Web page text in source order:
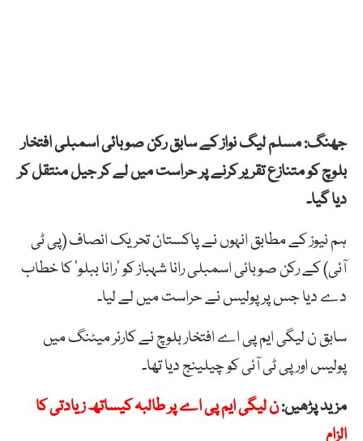
جھنگ: مسلم لیگ نواز کے سابق رکن صوبائی اسمبلی افتخار
بلوچ کو متنازع تقریر کرنے پر حراست میں لے کر جیل منتقل کر
دیا گیا۔
ہم نیوز کے مطابق انہوں نے پاکستان تحریک انصاف (پی ٹی
آئی) کے رکن صوبائی اسمبلی رانا شہباز کو ’رانا ببلو‘ کا خطاب
دے دیا جس پر پولیس نے حراست میں لے لیا۔
سابق ن لیگی ایم پی اے افتخار بلوچ نے کارنر میٹنگ میں
پولیس اور پی ٹی آئی کو چیلینج دیا تھا۔
مزید پڑھیں:ن لیگی ایم پی اے پر طالبہ کیساتھ زیادتی کا
الزام